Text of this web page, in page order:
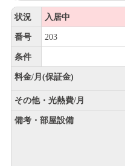
状況 入居中
番号 203
条件
料金/月(保証金)
その他・光熱費/月
備考・部屋設備